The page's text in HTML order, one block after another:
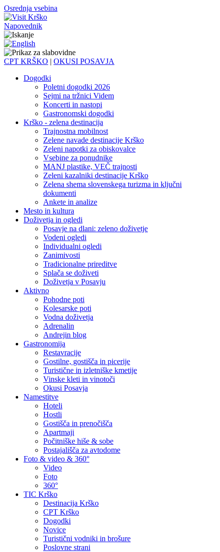
Osrednja vsebina
Napovednik
CPT KRŠKO | OKUSI POSAVJA
Dogodki
Poletni dogodki 2026
Sejmi na tržnici Videm
Koncerti in nastopi
Gastronomski dogodki
Krško - zelena destinacija
Trajnostna mobilnost
Zelene navade destinacije Krško
Zeleni napotki za obiskovalce
Vsebine za ponudnike
MANJ plastike, VEČ trajnosti
Zeleni kazalniki destinacije Krško
Zelena shema slovenskega turizma in ključni
dokumenti
Ankete in analize
Mesto in kultura
Doživetja in ogledi
Posavje na dlani: zeleno doživetje
Vodeni ogledi
Individualni ogledi
Zanimivosti
Tradicionalne prireditve
Splača se doživeti
Doživetja v Posavju
Aktivno
Pohodne poti
Kolesarske poti
Vodna doživetja
Adrenalin
Andrejin blog
Gastronomija
Restavracije
Gostilne, gostišča in picerije
Turistične in izletniške kmetije
Vinske kleti in vinotoči
Okusi Posavja
Namestitve
Hoteli
Hostli
Gostišča in prenočišča
Apartmaji
Počitniške hiše & sobe
Postajališča za avtodome
Foto & video & 360°
Video
Foto
360°
TIC Krško
Destinacija Krško
CPT Krško
Dogodki
Novice
Turistični vodniki in brošure
Poslovne strani